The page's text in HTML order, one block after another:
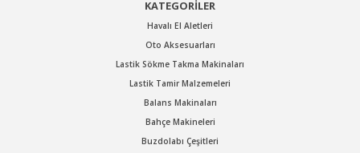
KATEGORİLER
Havalı El Aletleri
Oto Aksesuarları
Lastik Sökme Takma Makinaları
Lastik Tamir Malzemeleri
Balans Makinaları
Bahçe Makineleri
Buzdolabı Çeşitleri